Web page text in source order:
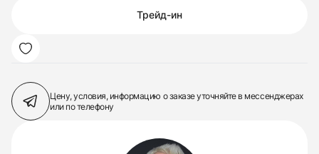
Трейд-ин
Цену, условия, информацию о заказеуточняйте в мессенджерах
или по телефону